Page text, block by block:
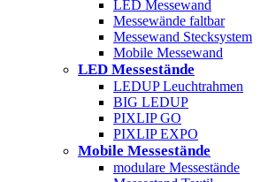
LED Messewand
Messewände faltbar
Messewand Stecksystem
Mobile Messewand
LED Messestände
LEDUP Leuchtrahmen
BIG LEDUP
PIXLIP GO
PIXLIP EXPO
Mobile Messestände
modulare Messestände